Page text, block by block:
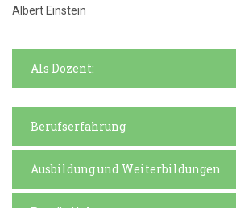
Albert Einstein
Als Dozent:
Berufserfahrung
Ausbildung und Weiterbildungen